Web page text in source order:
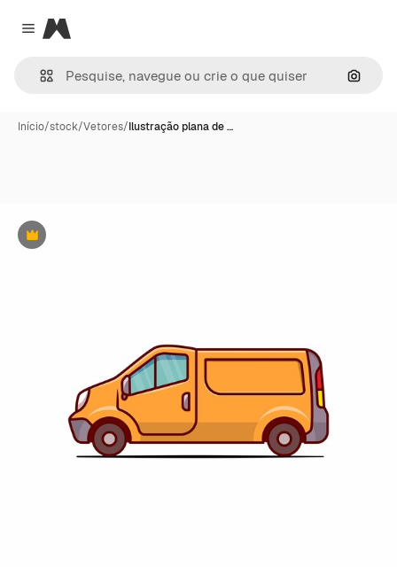
Close menu
Magnific
Início/stock/Vetores/Ilustração plana de …
Premium